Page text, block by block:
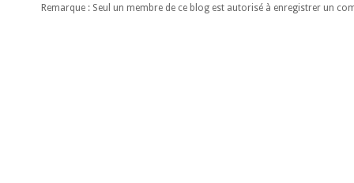
Remarque : Seul un membre de ce blog est autorisé à enregistrer un